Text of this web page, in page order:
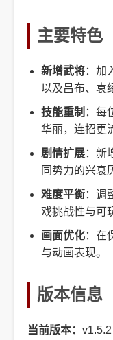
主要特色
新增武将：加
以及吕布、袁
技能重制 ：每
华丽，连招更
剧情扩展：新
同势力的兴衰
难度平衡：调
戏挑战性与可
画面优化：在
与动画表现。
版本信息
当前版本： v1.5.2